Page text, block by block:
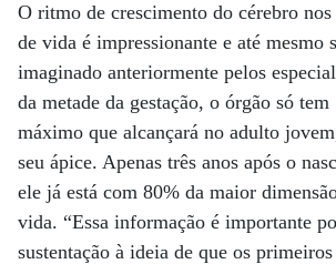
O ritmo de crescimento do cérebro
de vida é impressionante e até mesmo
imaginado anteriormente pelos
da metade da gestação, o órgão só
máximo que alcançará no adulto
seu ápice. Apenas três anos após o
ele já está com 80% da maior
vida. “Essa informação é importante
sustentação à ideia de que os